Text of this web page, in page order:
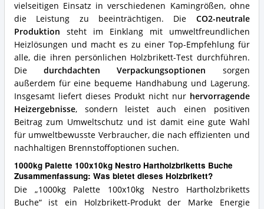
vielseitigen Einsatz in verschiedenen Kamingrößen, ohne
die Leistung zu beeinträchtigen. Die CO2-neutrale
Produktion steht im Einklang mit umweltfreundlichen
Heizlösungen und macht es zu einer Top-Empfehlung für
alle, die ihren persönlichen Holzbrikett-Test durchführen.
Diedurchdachten Verpackungsoptionen sorgen
außerdem für eine bequeme Handhabung und Lagerung.
Insgesamt liefert dieses Produkt nicht nur hervorragende
Heizergebnisse, sondern leistet auch einen positiven
Beitrag zum Umweltschutz und ist damit eine gute Wahl
für umweltbewusste Verbraucher, die nach effizienten und
nachhaltigen Brennstoffoptionen suchen.
1000kg Palette 100x10kg Nestro Hartholzbriketts Buche
Zusammenfassung: Was bietet dieses Holzbrikett?
Die „1000kg Palette 100x10kg Nestro Hartholzbriketts
Buche“ ist ein Holzbrikett-Produkt der Marke Energie